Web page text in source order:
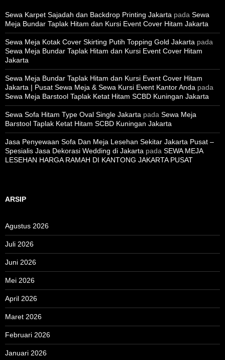
Sewa Karpet Sajadah dan Backdrop Printing Jakarta pada Sewa
Meja Bundar Taplak Hitam dan Kursi Event Cover Hitam Jakarta
Sewa Meja Kotak Cover Skirting Putih Topping Gold Jakarta pada
Sewa Meja Bundar Taplak Hitam dan Kursi Event Cover Hitam
Jakarta
Sewa Meja Bundar Taplak Hitam dan Kursi Event Cover Hitam
Jakarta | Pusat Sewa Meja & Sewa Kursi Event Kantor Anda pada
Sewa Meja Barstool Taplak Ketat Hitam SCBD Kuningan Jakarta
Sewa Sofa Hitam Type Oval Single Jakarta pada Sewa Meja
Barstool Taplak Ketat Hitam SCBD Kuningan Jakarta
Jasa Penyewaan Sofa Dan Meja Lesehan Sekitar Jakarta Pusat –
Spesialis Jasa Dekorasi Wedding di Jakarta pada SEWA MEJA
LESEHAN HARGA RAMAH DI KANTONG JAKARTA PUSAT
ARSIP
Agustus 2026
Juli 2026
Juni 2026
Mei 2026
April 2026
Maret 2026
Februari 2026
Januari 2026